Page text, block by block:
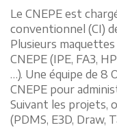
Le CNEPE est
conventionnel (CI)
Plusieurs
CNEPE (IPE, FA3,
…). Une équipe de 8
CNEPE pour
Suivant les projets,
(PDMS, E3D, Draw,